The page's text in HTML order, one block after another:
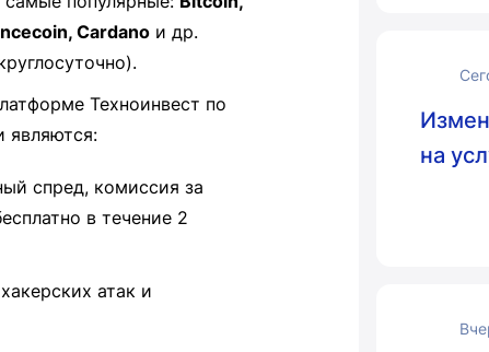
Cardano и др.
Техноинвест по
являются:
спред, комиссия за
в течение 2
атак и
на